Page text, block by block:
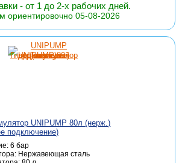
- от 1 до 2-х рабочих дней.
ориентировочно 05-08-2026
UNIPUMP 80л (нерж.)
подключение)
6 бар
Нержавеющая сталь